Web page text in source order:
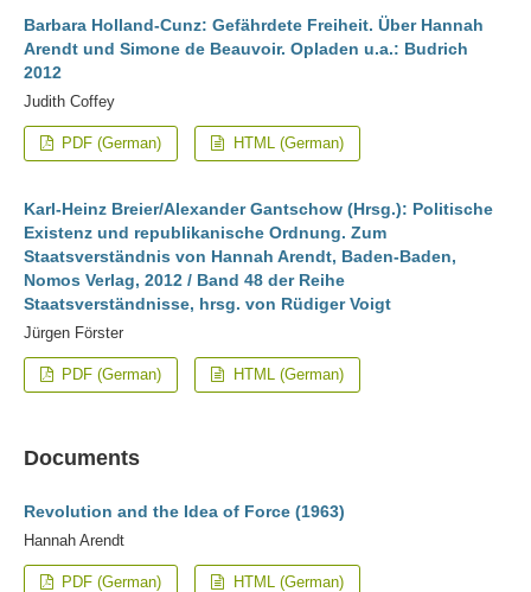
Barbara Holland-Cunz: Gefährdete Freiheit. Über Hannah
Arendt und Simone de Beauvoir. Opladen u.a.: Budrich
2012
Judith Coffey
PDF (German) HTML (German)
Karl-Heinz Breier/Alexander Gantschow (Hrsg.): Politische
Existenz und republikanische Ordnung. Zum
Staatsverständnis von Hannah Arendt, Baden-Baden,
Nomos Verlag, 2012 / Band 48 der Reihe
Staatsverständnisse, hrsg. von Rüdiger Voigt
Jürgen Förster
PDF (German) HTML (German)
Documents
Revolution and the Idea of Force (1963)
Hannah Arendt
PDF (German) HTML (German)